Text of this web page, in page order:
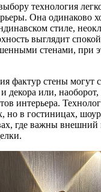
технология
Она одинаково
стиле,
выглядит
стенами, при
фактур стены могут
декора или,
интерьера.
но в гостиницах,
где важны внешний